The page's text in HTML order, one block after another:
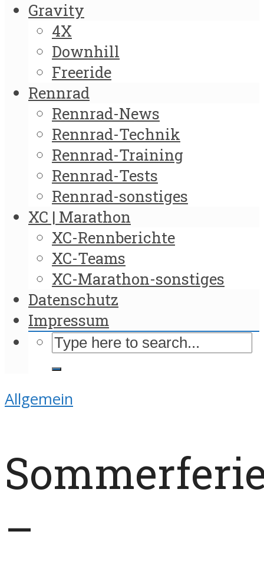
Gravity
4X
Downhill
Freeride
Rennrad
Rennrad-News
Rennrad-Technik
Rennrad-Training
Rennrad-Tests
Rennrad-sonstiges
XC | Marathon
XC-Rennberichte
XC-Teams
XC-Marathon-sonstiges
Datenschutz
Impressum
Allgemein
–